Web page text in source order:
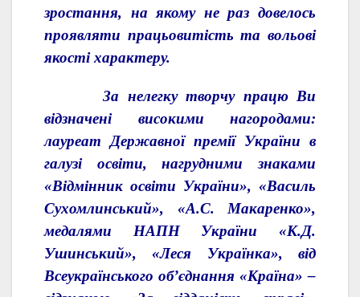
зростання, на якому не раз довелось
проявляти працьовитість та вольові
якості характеру.
За нелегку творчу працю Ви
відзначені високими нагородами:
лауреат Державної премії України в
галузі освіти, нагрудними знаками
«Відмінник освіти України», «Василь
Сухомлинський», «А.С. Макаренко»,
медалями НАПН України «К.Д.
Ушинський», «Леся Українка», від
Всеукраїнського об’єднання «Країна» –